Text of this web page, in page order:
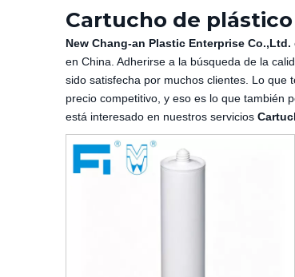
Cartucho de
New Chang-an Plastic Enterprise Co.,Ltd.
en China. Adherirse a la búsqueda de la
sido satisfecha por muchos clientes. Lo que
precio competitivo, y eso es lo que también
está interesado en nuestros servicios